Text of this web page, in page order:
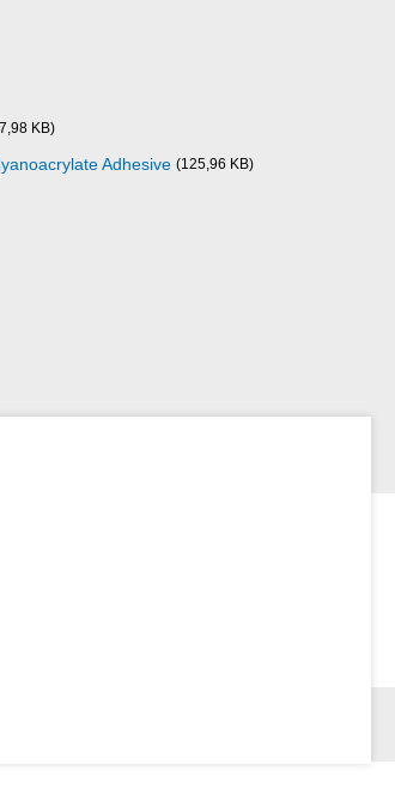
KB)
Adhesive (125,96 KB)